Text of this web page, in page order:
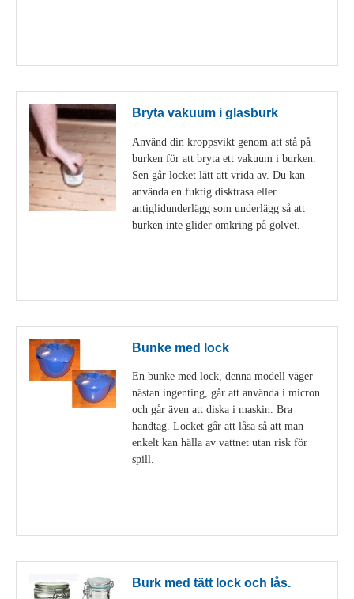
Bryta vakuum i glasburk
Använd din kroppsvikt genom att stå på
burken för att bryta ett vakuum i burken.
Sen går locket lätt att vrida av. Du kan
använda en fuktig disktrasa eller
antiglidunderlägg som underlägg så att
burken inte glider omkring på golvet.
Bunke med lock
En bunke med lock, denna modell väger
nästan ingenting, går att använda i micron
och går även att diska i maskin. Bra
handtag. Locket går att låsa så att man
enkelt kan hälla av vattnet utan risk för
spill.
Burk med tätt lock och lås.